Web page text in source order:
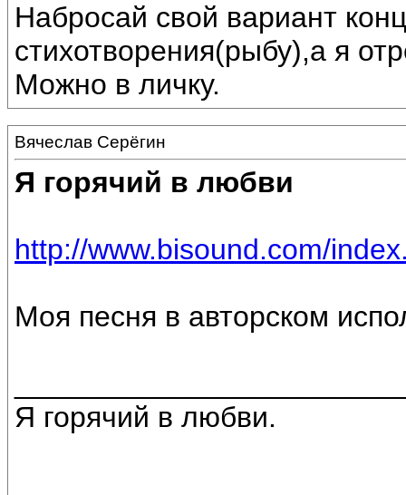
Набросай свой вариант
стихотворения(рыбу),а я
Можно в личку.
Вячеслав Серёгин
Я горячий в любви
http://www.bisound.com/
Моя песня в авторском
Я горячий в любви.